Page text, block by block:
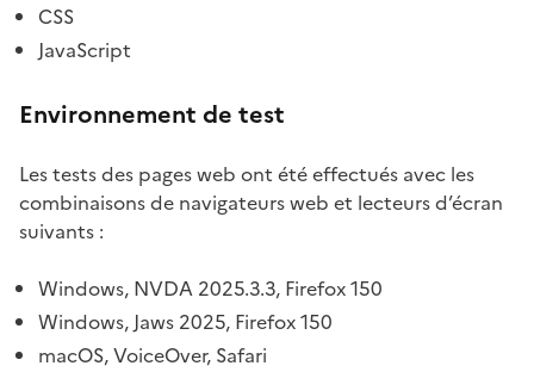
CSS
JavaScript
Environnement de test
Les tests des pages web ont été effectués avec les
combinaisons de navigateurs web et lecteurs d’écran
suivants :
Windows, NVDA 2025.3.3, Firefox 150
Windows, Jaws 2025, Firefox 150
macOS, VoiceOver, Safari